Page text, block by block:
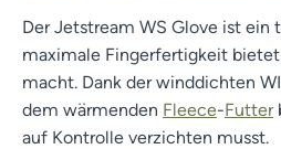
Der Jetstream WS Glove ist
maximale Fingerfertigkeit bietet
macht. Dank der winddichten
dem wärmenden Fleece-Futter
auf Kontrolle verzichten musst.